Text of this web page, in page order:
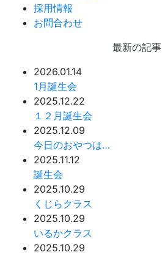
採用情報
お問合わせ
最新の記事
2026.01.14
1月誕生会
2025.12.22
１２月誕生会
2025.12.09
今日のおやつは…
2025.11.12
誕生会
2025.10.29
くじらクラス
2025.10.29
いるかクラス
2025.10.29